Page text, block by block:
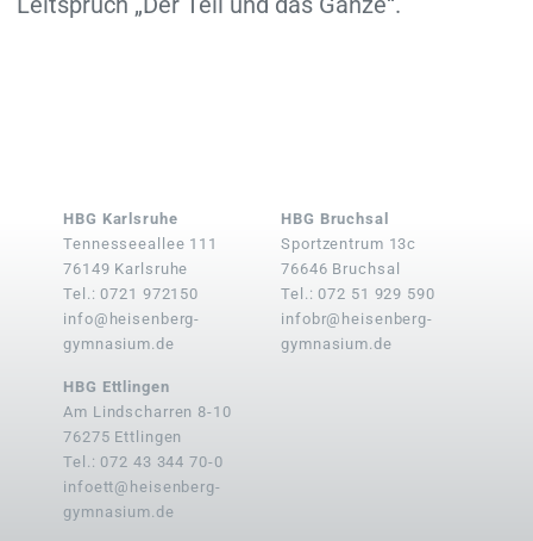
HBG Karlsruhe
Tennesseeallee 111
76149 Karlsruhe
Tel.: 0721 972150
info@heisenberg-
gymnasium.de
HBG Bruchsal
Sportzentrum 13c
76646 Bruchsal
Tel.: 072 51 929 590
infobr@heisenberg-
gymnasium.de
HBG Ettlingen
Am Lindscharren 8-10
76275 Ettlingen
Tel.: 072 43 344 70-0
infoett@heisenberg-
gymnasium.de